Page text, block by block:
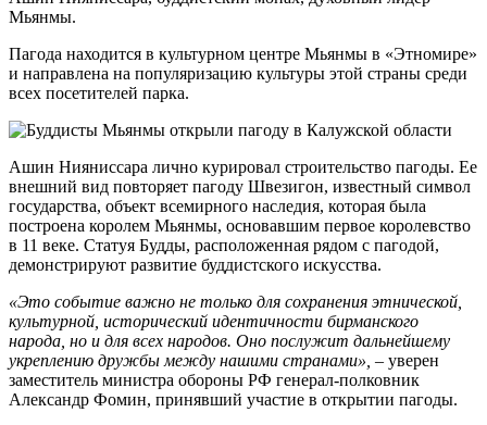
Мьянмы.
Пагода находится в культурном центре Мьянмы в «Этномире»
и направлена на популяризацию культуры этой страны среди
всех посетителей парка.
Ашин Нияниссара лично курировал строительство пагоды. Ее
внешний вид повторяет пагоду Швезигон, известный символ
государства, объект всемирного наследия, которая была
построена королем Мьянмы, основавшим первое королевство
в 11 веке. Статуя Будды, расположенная рядом с пагодой,
демонстрируют развитие буддистского искусства.
«Это событие важно не только для сохранения этнической,
культурной, исторический идентичности бирманского
народа, но и для всех народов. Оно послужит дальнейшему
укреплению дружбы между нашими странами», – уверен
заместитель министра обороны РФ генерал-полковник
Александр Фомин, принявший участие в открытии пагоды.